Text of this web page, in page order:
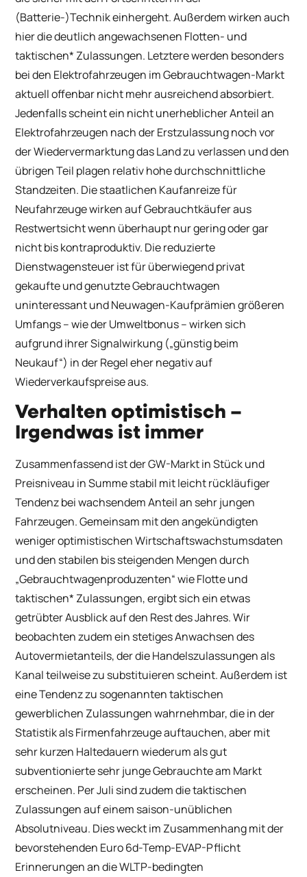
(Batterie-)Technik einhergeht. Außerdem wirken auch
hier die deutlich angewachsenen Flotten- und
taktischen* Zulassungen. Letztere werden besonders
bei den Elektrofahrzeugen im Gebrauchtwagen-Markt
aktuell offenbar nicht mehr ausreichend absorbiert.
Jedenfalls scheint ein nicht unerheblicher Anteil an
Elektrofahrzeugen nach der Erstzulassung noch vor
der Wiedervermarktung das Land zu verlassen und den
übrigen Teil plagen relativ hohe durchschnittliche
Standzeiten. Die staatlichen Kaufanreize für
Neufahrzeuge wirken auf Gebrauchtkäufer aus
Restwertsicht wenn überhaupt nur gering oder gar
nicht bis kontraproduktiv. Die reduzierte
Dienstwagensteuer ist für überwiegend privat
gekaufte und genutzte Gebrauchtwagen
uninteressant und Neuwagen-Kaufprämien größeren
Umfangs – wie der Umweltbonus – wirken sich
aufgrund ihrer Signalwirkung („günstig beim
Neukauf“) in der Regel eher negativ auf
Wiederverkaufspreise aus.
Verhalten optimistisch –
Irgendwas ist immer
Zusammenfassend ist der GW-Markt in Stück und
Preisniveau in Summe stabil mit leicht rückläufiger
Tendenz bei wachsendem Anteil an sehr jungen
Fahrzeugen. Gemeinsam mit den angekündigten
weniger optimistischen Wirtschaftswachstumsdaten
und den stabilen bis steigenden Mengen durch
„Gebrauchtwagenproduzenten“ wie Flotte und
taktischen* Zulassungen, ergibt sich ein etwas
getrübter Ausblick auf den Rest des Jahres. Wir
beobachten zudem ein stetiges Anwachsen des
Autovermietanteils, der die Handelszulassungen als
Kanal teilweise zu substituieren scheint. Außerdem ist
eine Tendenz zu sogenannten taktischen
gewerblichen Zulassungen wahrnehmbar, die in der
Statistik als Firmenfahrzeuge auftauchen, aber mit
sehr kurzen Haltedauern wiederum als gut
subventionierte sehr junge Gebrauchte am Markt
erscheinen. Per Juli sind zudem die taktischen
Zulassungen auf einem saison-unüblichen
Absolutniveau. Dies weckt im Zusammenhang mit der
bevorstehenden Euro 6d-Temp-EVAP-Pflicht
Erinnerungen an die WLTP-bedingten